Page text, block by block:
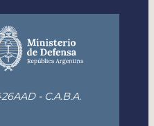
- C.A.B.A.